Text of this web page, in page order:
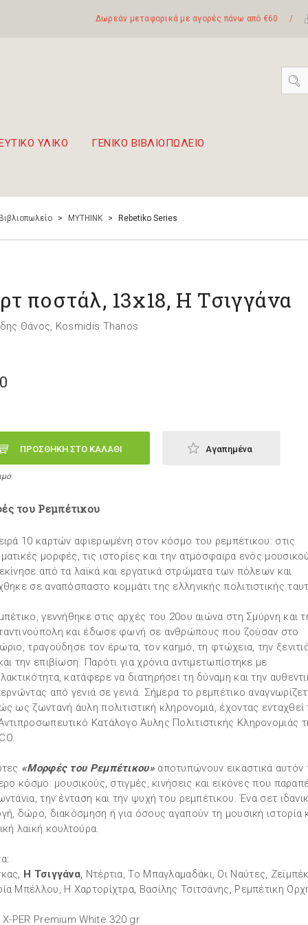
Δωρεάν μεταφορικά με αγορές πάνω από €60 /
ΥΛΙΚΟ ΓΕΝΙΚΟ ΒΙΒΛΙΟΠΩΛΕΙΟ
> MYTHINK > Rebetiko Series
ποστάλ, 13x18, Η Τσιγγάνα
Θάνος, Kosmidis Thanos
ΠΡΟΣΘΗΚΗ ΣΤΟ ΚΑΛΑΘΙ Αγαπημένα
του Ρεμπέτικου
10 καρτών αφιερωμένη στον κόσμο του ρεμπέτικου: στις
μορφές, τις ιστορίες και την ατμόσφαιρα ενός
από τα λαϊκά και εργατικά στρώματα των πόλεων και
σε αναπόσπαστο κομμάτι της ελληνικής πολιτιστικής
γεννήθηκε στις αρχές του 20ου αιώνα στη Σμύρνη και
και έδωσε φωνή σε ανθρώπους που ζούσαν στο
τραγούδησε τον έρωτα, τον καημό, τη φτώχεια, την
την επιβίωση. Παρότι για χρόνια αντιμετωπίστηκε με
κατάφερε να διατηρήσει τη δύναμη και την
από γενιά σε γενιά. Σήμερα το ρεμπέτικο
ως ζωντανή άυλη πολιτιστική κληρονομιά, έχοντας ενταχθεί
Κατάλογο Άυλης Πολιτιστικής Κληρονομιάς
«Μορφές του Ρεμπέτικου»αποτυπώνουν εικαστικά αυτόν
κόσμο: μουσικούς, στιγμές, κινήσεις και εικόνες που
την ένταση και την ψυχή του ρεμπέτικου. Ένα σετ
δώρο, διακόσμηση ή για όσους αγαπούν τη μουσική ιστορία
λαϊκή κουλτούρα.
Η Τσιγγάνα, Ντέρτια, Το Μπαγλαμαδάκι, Οι Ναύτες,
Μπέλλου, Η Χαρτορίχτρα, Βασίλης Τσιτσάνης, Ρεμπέτικη
X-PER Premium White 320 gr